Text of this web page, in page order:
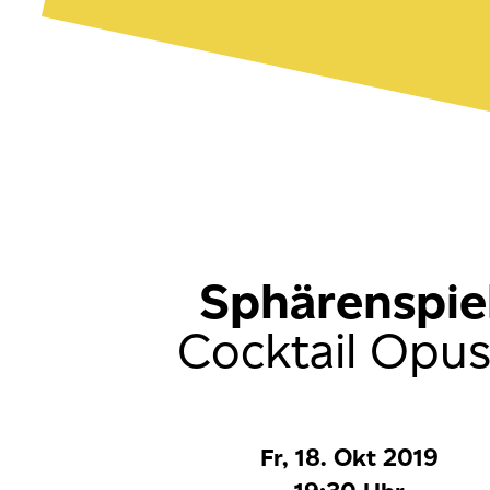
Cocktail
Fr, 18. Okt 2019